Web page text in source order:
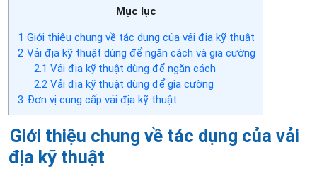
Mục lục
1 Giới thiệu chung về tác dụng của vải địa kỹ thuật
2 Vải địa kỹ thuật dùng để ngăn cách và gia cường
2.1 Vải địa kỹ thuật dùng để ngăn cách
2.2Vải địa kỹ thuật dùng để gia cường
3 Đơn vị cung cấp vải địa kỹ thuật
Giới thiệu chung về tác dụng của vải
địa kỹ thuật